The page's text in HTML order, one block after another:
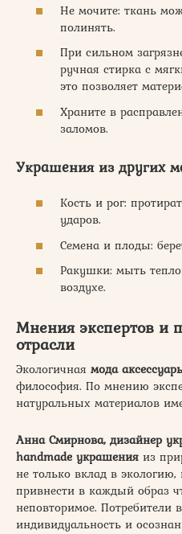
Не мочите: ткань
полинять.
При сильном
ручная стирка с
это позволяет
Храните в
заломов.
Украшения из других
Кость и рог:
ударов.
Семена и плоды:
Ракушки: мыть
воздухе.
Мнения экспертов и
отрасли
Экологичная мода
философия. По мнению
натуральных материалов
Анна Смирнова, дизайнер
handmade украшения из
не только вклад в
привнести в каждый образ
неповторимое. Потребители
индивидуальность и